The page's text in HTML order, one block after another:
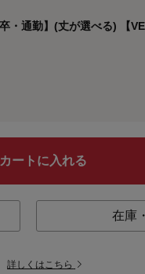
・通勤】(丈が選べる) 【
カートに入れる
在庫
詳しくはこちら